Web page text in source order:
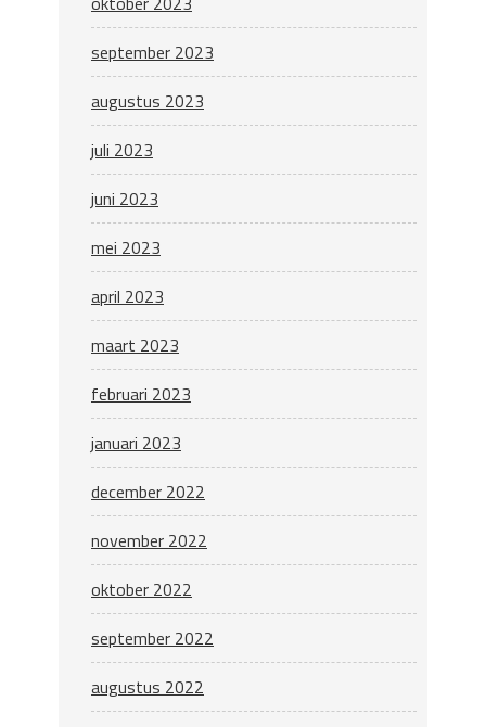
september 2023
augustus 2023
juli 2023
juni 2023
mei 2023
april 2023
maart 2023
februari 2023
januari 2023
december 2022
november 2022
oktober 2022
september 2022
augustus 2022